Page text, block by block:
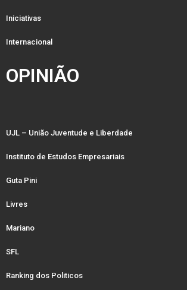
Iniciativas
Internacional
OPINIÃO
UJL – União Juventude e Liberdade
Instituto de Estudos Empresariais
Guta Pini
Livres
Mariano
SFL
Ranking dos Politicos